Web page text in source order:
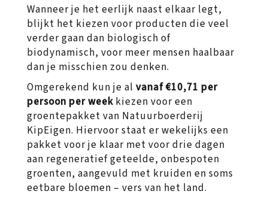
Wanneer je het eerlijk naast elkaar legt,
blijkt het kiezen voor producten die veel
verder gaan dan biologisch of
biodynamisch, voor meer mensen haalbaar
dan je misschien zou denken.
Omgerekend kun je al vanaf €10,71 per
persoon per weekkiezen voor een
groentepakket van Natuurboerderij
KipEigen. Hiervoor staat er wekelijks een
pakket voor je klaar met voor drie dagen
aan regeneratief geteelde, onbespoten
groenten, aangevuld met kruiden en soms
eetbare bloemen – vers van het land.